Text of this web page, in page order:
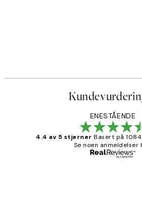
ENESTÅENDE
4.4 av 5 stjerner Basert på
Se noen anmeldelser